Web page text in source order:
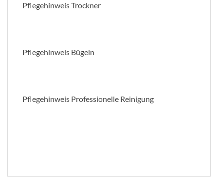
Pflegehinweis Trockner
Pflegehinweis Bügeln
Pflegehinweis Professionelle Reinigung